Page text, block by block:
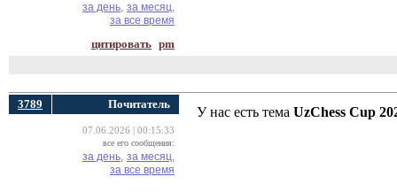
за день, за месяц,
за все время
цитировать pm
3789 Почитатель
07.06.2026 | 00:15:33
все его сообщения:
за день, за месяц,
за все время
У нас есть тема UzChess Cup